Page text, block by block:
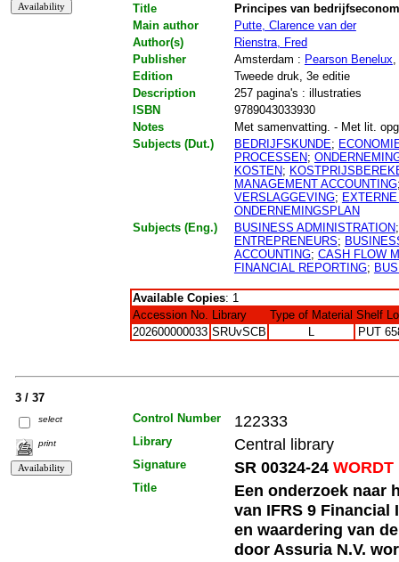
Title
Principes van
Main author
Putte, Clarence van der
Author(s)
Rienstra, Fred
Publisher
Amsterdam : Pearson Benelux
Edition
Tweede druk, 3e editie
Description
257 pagina's : illustraties
ISBN
9789043033930
Notes
Met samenvatting. - Met lit.
Subjects (Dut.)
BEDRIJFSKUNDE;
PROCESSEN;
KOSTEN;
MANAGEMENT ACCOUNTING
VERSLAGGEVING;
ONDERNEMINGSPLAN
Subjects (Eng.)
BUSINESS ADMINISTRATION
ENTREPRENEURS;
ACCOUNTING; CASH FLOW
FINANCIAL REPORTING;
Available Copies: 1
Accession No. Library Type of Material Shelf
202600000033 SRUvSCB L PUT
3 / 37
select
print
Control Number 122333
Library Central library
Signature SR 00324-24WORDT
Title
Een onderzoek naar
van IFRS 9
en waardering van
door Assuria N.V.